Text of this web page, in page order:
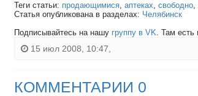
Теги статьи: продающимися, аптеках, свободно,
Статья опубликована в разделах: Челябинск
Подписывайтесь на нашу группу в VK. Там есть
15 июл 2008, 10:47,
КОММЕНТАРИИ 0